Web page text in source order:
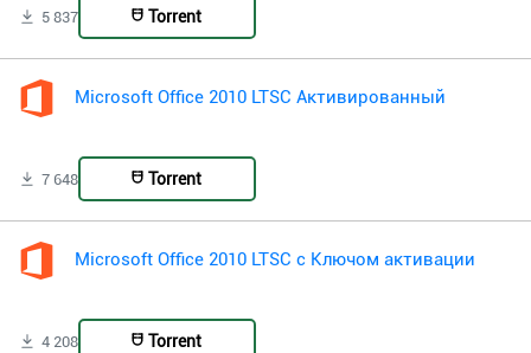
5 837 Torrent
Microsoft Office 2010 LTSC Активированный
7 648 Torrent
Microsoft Office 2010 LTSC с Ключом активации
4 208 Torrent